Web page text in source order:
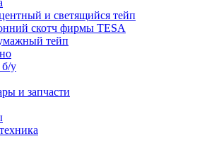
и светящийся тейп
скотч фирмы TESA
тейп
у
и запчасти